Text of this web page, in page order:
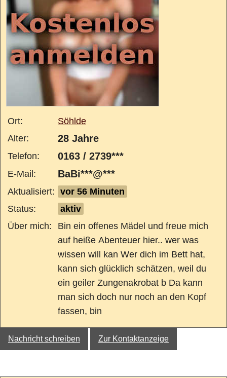
Ort:
Söhlde
Alter:
28 Jahre
Telefon: 0163 / 2739***
E-Mail: BaBi***@***
Aktualisiert: vor 56 Minuten
Status:
aktiv
Über mich:
Bin ein offenes Mädel und freue mich
auf heiße Abenteuer hier.. wer was
wissen will kan Wer dich im Bett hat,
kann sich glücklich schätzen, weil du
ein geiler Zungenakrobat b Da kann
man sich doch nur noch an den Kopf
fassen, bin
Nachricht schreiben Zur Kontaktanzeige